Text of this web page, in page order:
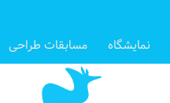
نمایشگاه مسابقات طراحی